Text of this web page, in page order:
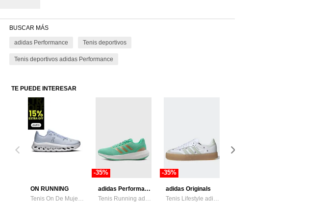
BUSCAR MÁS
adidas Performance Tenis deportivos
Tenis deportivos adidas Performance
TE PUEDE INTERESAR
ON RUNNING
-35%
adidas Performance
-35%
adidas Originals